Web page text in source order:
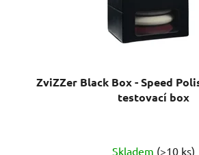
ZviZZer Black Box - Speed
testovací box
Skladem (>10 ks)